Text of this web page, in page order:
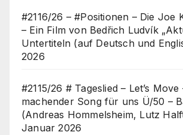
#2116/26 – #Positionen – Die Joe
– Ein Film von Bedřich Ludvík
Untertiteln (auf Deutsch und
2026
#2115/26 # Tageslied – Let’s
machender Song für uns Ü/50 –
(Andreas Hommelsheim, Lutz
Januar 2026